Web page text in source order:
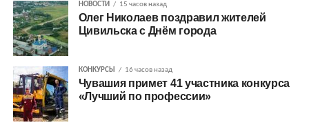
НОВОСТИ 15 часов назад
Олег Николаев поздравил жителей
Цивильска с Днём города
КОНКУРСЫ 16 часов назад
Чувашия примет 41 участника конкурса
«Лучший по профессии»